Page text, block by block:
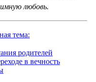
любовь.
тема:
родителей
в вечность